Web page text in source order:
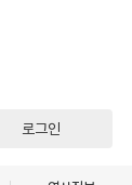
로그인